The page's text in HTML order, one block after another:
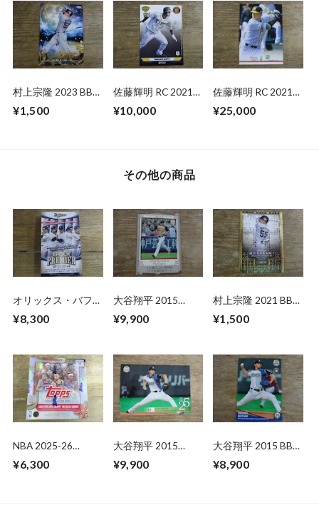
村上宗隆 2023 BBM
¥1,500
佐藤輝明 RC 2021
ROOKIES&STARS
¥10,000
佐藤輝明 RC 2021
ン
¥25,000
その他の商品
オリックス・バファ
PREMIER EDITION
¥8,300
大谷翔平 2015
年9月7日
¥9,900
村上宗隆 2021 BBM
¥1,500
NBA 2025-26
MEGA BOX 未開封
¥6,300
大谷翔平 2015
¥9,900
大谷翔平 2015 BBM
¥8,900